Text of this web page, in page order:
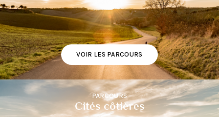
VOIR LES PARCOURS
PARCOURS
Cités côtières